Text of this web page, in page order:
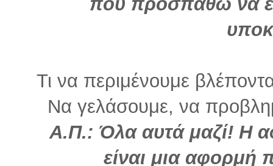
Τι να περιμένουμε
Να γελάσουμε, να
Α.Π.: Όλα αυτά μαζί! Η
είναι μια αφορμή